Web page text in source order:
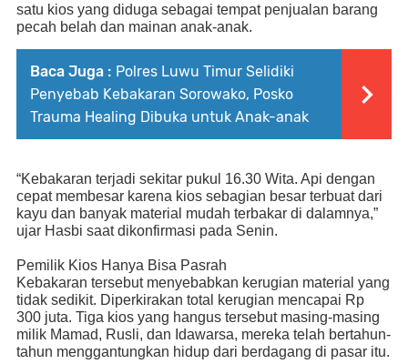
satu kios yang diduga sebagai tempat penjualan barang
pecah belah dan mainan anak-anak.
Baca Juga : Polres Luwu Timur Selidiki
Penyebab Kebakaran Sorowako, Posko
Trauma Healing Dibuka untuk Anak-anak
“Kebakaran terjadi sekitar pukul 16.30 Wita. Api dengan
cepat membesar karena kios sebagian besar terbuat dari
kayu dan banyak material mudah terbakar di dalamnya,”
ujar Hasbi saat dikonfirmasi pada Senin.
Pemilik Kios Hanya Bisa Pasrah
Kebakaran tersebut menyebabkan kerugian material yang
tidak sedikit. Diperkirakan total kerugian mencapai Rp
300 juta. Tiga kios yang hangus tersebut masing-masing
milik Mamad, Rusli, dan Idawarsa, mereka telah bertahun-
tahun menggantungkan hidup dari berdagang di pasar itu.